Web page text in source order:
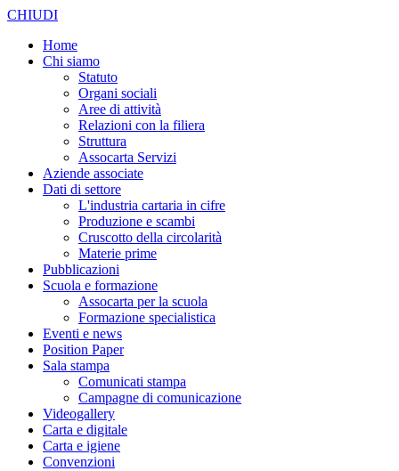
CHIUDI
Home
Chi siamo
Statuto
Organi sociali
Aree di attività
Relazioni con la filiera
Struttura
Assocarta Servizi
Aziende associate
Dati di settore
L'industria cartaria in cifre
Produzione e scambi
Cruscotto della circolarità
Materie prime
Pubblicazioni
Scuola e formazione
Assocarta per la scuola
Formazione specialistica
Eventi e news
Position Paper
Sala stampa
Comunicati stampa
Campagne di comunicazione
Videogallery
Carta e digitale
Carta e igiene
Convenzioni